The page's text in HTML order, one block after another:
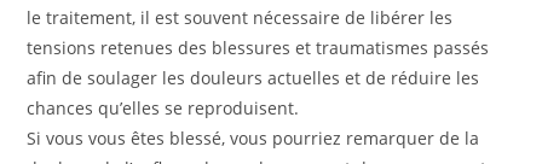
le traitement, il est souvent nécessaire de libérer les
tensions retenues des blessures et traumatismes passés
afin de soulager les douleurs actuelles et de réduire les
chances qu’elles se reproduisent.
Si vous vous êtes blessé, vous pourriez remarquer de la